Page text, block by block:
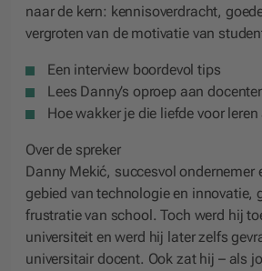
naar de kern: kennisoverdracht,
vergroten van de motivatie van
Een interview boordevol tips
Lees Danny’s oproep aan
Hoe wakker je die liefde voor leren
Over de spreker
Danny Mekić, succesvol ondernemer
gebied van technologie en innovatie,
frustratie van school. Toch werd hij
universiteit en werd hij later zelfs
universitair docent. Ook zat hij – als